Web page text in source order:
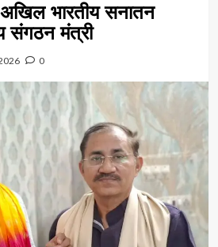
भारतीय सनातन
संगठन मंत्री
0